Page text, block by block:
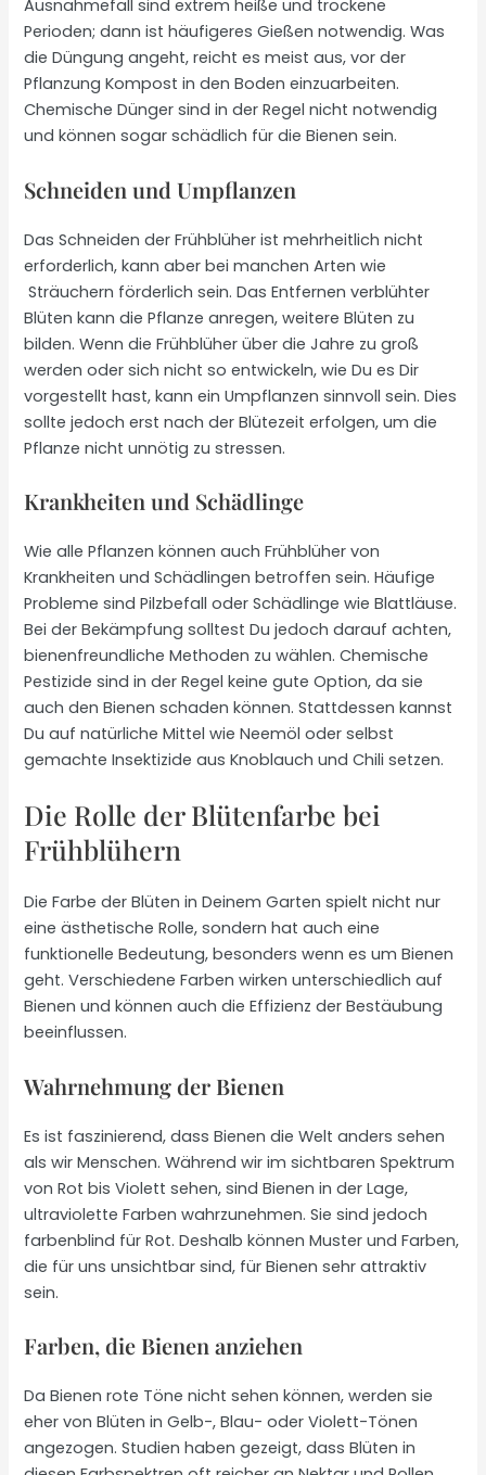
Ausnahmefall sind extrem heiße und trockene
Perioden; dann ist häufigeres Gießen notwendig. Was
die Düngung angeht, reicht es meist aus, vor der
Pflanzung Kompost in den Boden einzuarbeiten.
Chemische Dünger sind in der Regel nicht notwendig
und können sogar schädlich für die Bienen sein.
Schneiden und Umpflanzen
Das Schneiden der Frühblüher ist mehrheitlich nicht
erforderlich, kann aber bei manchen Arten wie
Sträuchern förderlich sein. Das Entfernen verblühter
Blüten kann die Pflanze anregen, weitere Blüten zu
bilden. Wenn die Frühblüher über die Jahre zu groß
werden oder sich nicht so entwickeln, wie Du es Dir
vorgestellt hast, kann ein Umpflanzen sinnvoll sein. Dies
sollte jedoch erst nach der Blütezeit erfolgen, um die
Pflanze nicht unnötig zu stressen.
Krankheiten und Schädlinge
Wie alle Pflanzen können auch Frühblüher von
Krankheiten und Schädlingen betroffen sein. Häufige
Probleme sind Pilzbefall oder Schädlinge wie Blattläuse.
Bei der Bekämpfung solltest Du jedoch darauf achten,
bienenfreundliche Methoden zu wählen. Chemische
Pestizide sind in der Regel keine gute Option, da sie
auch den Bienen schaden können. Stattdessen kannst
Du auf natürliche Mittel wie Neemöl oder selbst
gemachte Insektizide aus Knoblauch und Chili setzen.
Die Rolle der Blütenfarbe bei
Frühblühern
Die Farbe der Blüten in Deinem Garten spielt nicht nur
eine ästhetische Rolle, sondern hat auch eine
funktionelle Bedeutung, besonders wenn es um Bienen
geht. Verschiedene Farben wirken unterschiedlich auf
Bienen und können auch die Effizienz der Bestäubung
beeinflussen.
Wahrnehmung der Bienen
Es ist faszinierend, dass Bienen die Welt anders sehen
als wir Menschen. Während wir im sichtbaren Spektrum
von Rot bis Violett sehen, sind Bienen in der Lage,
ultraviolette Farben wahrzunehmen. Sie sind jedoch
farbenblind für Rot. Deshalb können Muster und Farben,
die für uns unsichtbar sind, für Bienen sehr attraktiv
sein.
Farben, die Bienen anziehen
Da Bienen rote Töne nicht sehen können, werden sie
eher von Blüten in Gelb-, Blau- oder Violett-Tönen
angezogen. Studien haben gezeigt, dass Blüten in